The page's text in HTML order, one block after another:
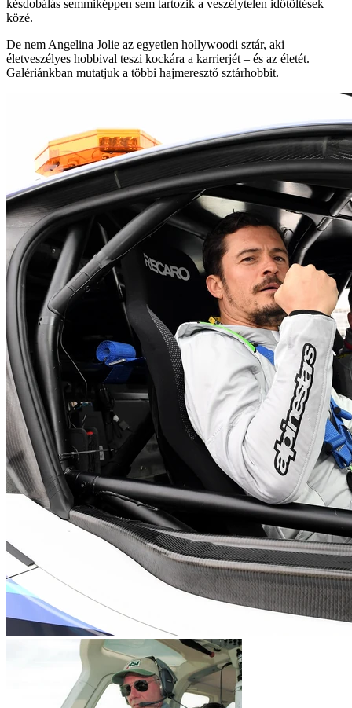
késdobálás semmiképpen sem tartozik a veszélytelen időtöltések
közé.
De nem Angelina Jolie az egyetlen hollywoodi sztár, aki
életveszélyes hobbival teszi kockára a karrierjét – és az életét.
Galériánkban mutatjuk a többi hajmeresztő sztárhobbit.